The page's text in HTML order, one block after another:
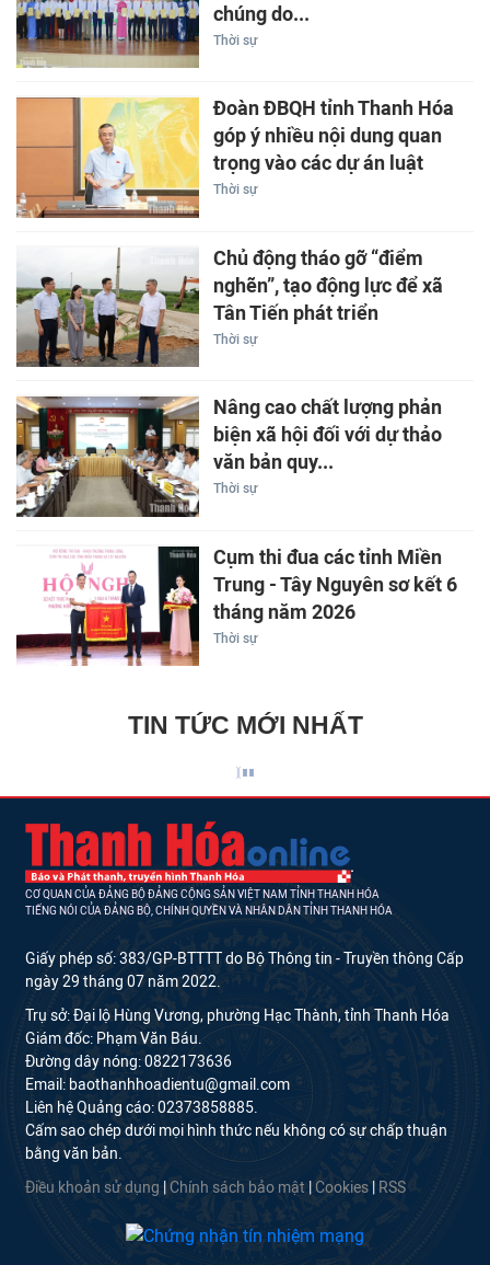
chúng do...
Thời sự
Đoàn ĐBQH tỉnh Thanh Hóa
góp ý nhiều nội dung quan
trọng vào các dự án luật
Thời sự
Chủ động tháo gỡ “điểm
nghẽn”, tạo động lực để xã
Tân Tiến phát triển
Thời sự
Nâng cao chất lượng phản
biện xã hội đối với dự thảo
văn bản quy...
Thời sự
Cụm thi đua các tỉnh Miền
Trung - Tây Nguyên sơ kết 6
tháng năm 2026
Thời sự
TIN TỨC MỚI NHẤT
CƠ QUAN CỦA ĐẢNG BỘ ĐẢNG CỘNG SẢN VIỆT NAM TỈNH THANH HÓA
TIẾNG NÓI CỦA ĐẢNG BỘ, CHÍNH QUYỀN VÀ NHÂN DÂN TỈNH THANH HÓA
Giấy phép số: 383/GP-BTTTT do Bộ Thông tin - Truyền thông Cấp
ngày 29 tháng 07 năm 2022.
Trụ sở: Đại lộ Hùng Vương, phường Hạc Thành, tỉnh Thanh Hóa
Giám đốc: Phạm Văn Báu.
Đường dây nóng: 0822173636
Email: baothanhhoadientu@gmail.com
Liên hệ Quảng cáo: 02373858885.
Cấm sao chép dưới mọi hình thức nếu không có sự chấp thuận
bằng văn bản.
Điều khoản sử dụng Chính sách bảo mật Cookies RSS